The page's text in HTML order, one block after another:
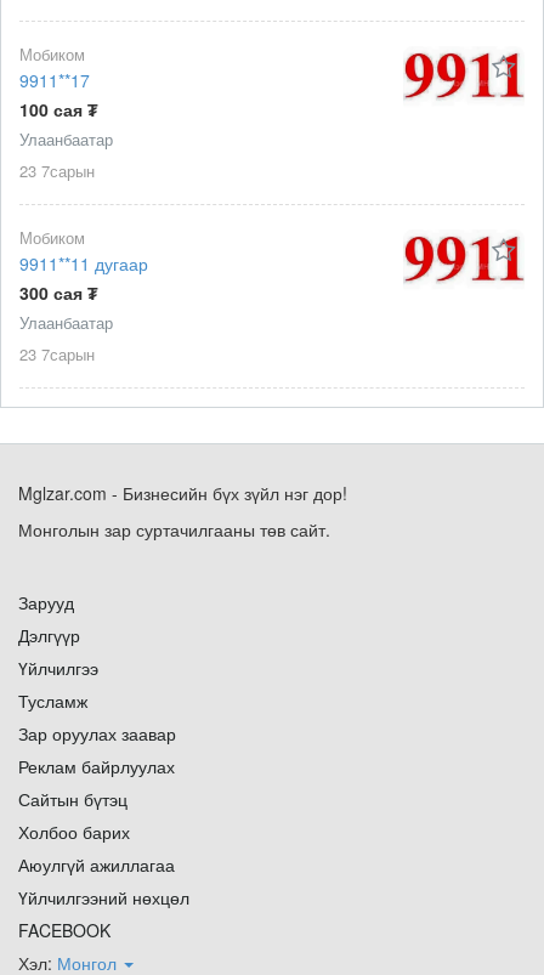
Мобиком
9911**17
100 сая ₮
Улаанбаатар
23 7сарын
Мобиком
9911**11 дугаар
300 сая ₮
Улаанбаатар
23 7сарын
Mglzar.com - Бизнесийн бүх зүйл нэг дор!
Монголын зар суртачилгааны төв сайт.
Зарууд
Дэлгүүр
Үйлчилгээ
Тусламж
Зар оруулах заавар
Реклам байрлуулах
Сайтын бүтэц
Холбоо барих
Аюулгүй ажиллагаа
Үйлчилгээний нөхцөл
FACEBOOK
Хэл: Монгол